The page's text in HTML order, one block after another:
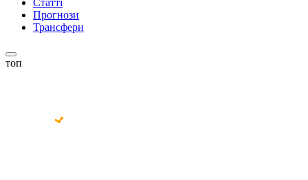
Статті
Прогнози
Трансфери
топ